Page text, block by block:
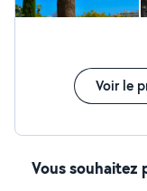
Voir le
Vous souhaitez